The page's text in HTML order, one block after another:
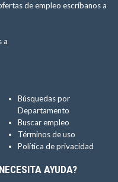
de empleo escríbanos a
a
Búsquedas por
Departamento
Buscar empleo
Términos de uso
Política de privacidad
AYUDA?